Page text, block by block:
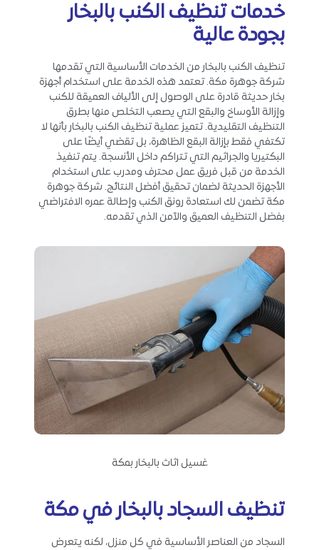
خدمات تنظيف الكنب بالبخار
بجودة عالية
تنظيف الكنب بالبخار من الخدمات الأساسية التي تقدمها
شركة جوهرة مكة. تعتمد هذه الخدمة على استخدام أجهزة
بخار حديثة قادرة على الوصول إلى الألياف العميقة للكنب
وإزالة الأوساخ والبقع التي يصعب التخلص منها بطرق
التنظيف التقليدية. تتميز عملية تنظيف الكنب بالبخار بأنها لا
تكتفي فقط بإزالة البقع الظاهرة، بل تقضي أيضًا على
البكتيريا والجراثيم التي تتراكم داخل الأنسجة. يتم تنفيذ
الخدمة من قبل فريق عمل محترف ومدرب على استخدام
الأجهزة الحديثة لضمان تحقيق أفضل النتائج. شركة جوهرة
مكة تضمن لك استعادة رونق الكنب وإطالة عمره الافتراضي
بفضل التنظيف العميق والآمن الذي تقدمه.
غسيل اثاث بالبخار بمكة
تنظيف السجاد بالبخار في مكة
السجاد من العناصر الأساسية في كل منزل، لكنه يتعرض